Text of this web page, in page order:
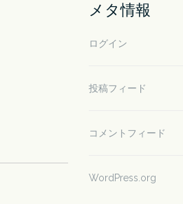
メタ情報
ログイン
投稿フィード
コメントフィード
WordPress.org